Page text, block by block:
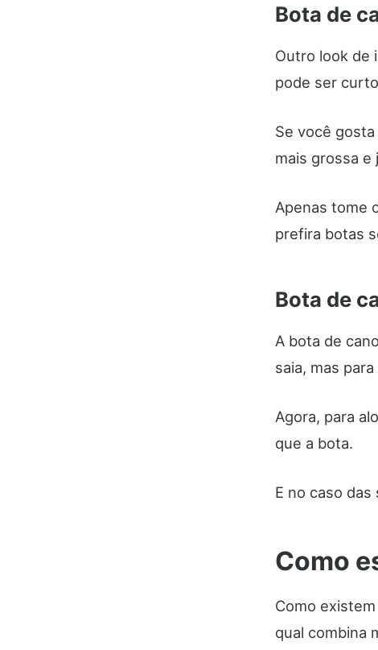
Bota de
Outro look de
pode ser
Se você
mais grossa e
Apenas tome
prefira botas
Bota de
A bota de
saia, mas
Agora, para
que a bota.
E no caso
Como
Como
qual combina